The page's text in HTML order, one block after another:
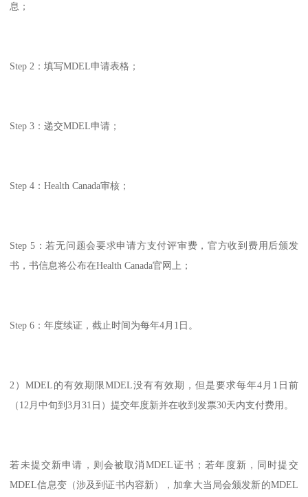
息；
Step 2：填写MDEL申请表格；
Step 3：递交MDEL申请；
Step 4：Health Canada审核；
Step 5：若无问题会要求申请方支付评审费，官方收到费用后颁发
书，书信息将公布在Health Canada官网上；
Step 6：年度续证，截止时间为每年4月1日。
2）MDEL的有效期限MDEL没有有效期，但是要求每年4月1日前
（12月中旬到3月31日）提交年度新并在收到发票30天内支付费用。
若未提交新申请，则会被取消MDEL证书；若年度新，同时提交
MDEL信息变（涉及到证书内容新），加拿大当局会颁发新的MDEL